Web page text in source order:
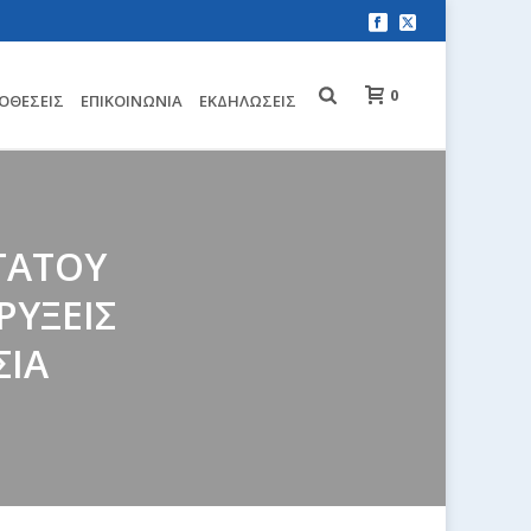
EΠΙΚΟΙΝΩΝΊΑ ΕΚΔΗΛΏΣΕΙΣ 0